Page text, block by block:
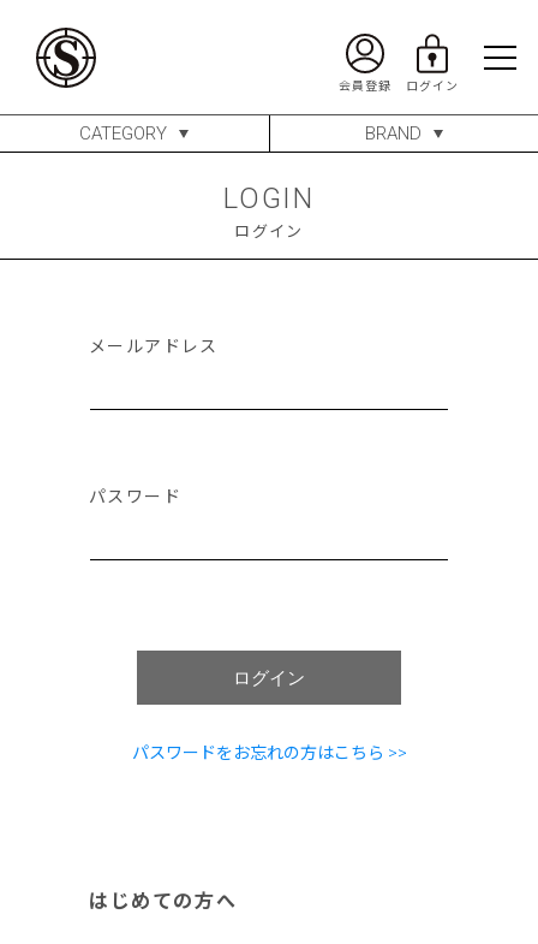
CATEGORY BRAND
LOGIN
ログイン
メールアドレス
パスワード
ログイン
パスワードをお忘れの方はこちら >>
はじめての方へ